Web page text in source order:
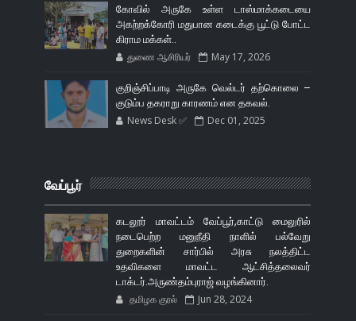
கோவில் அருகே உள்ள டாஸ்மாக்கடையை
அகற்றக்கோரி மதுபான கடைக்கு பூட்டு போட்ட
கிராம மக்கள்..
துணை ஆசிரியர் May 17, 2026
குறிஞ்சிப்பாடி அருகே வெல்டர் தற்கொலை –
குடும்ப தகராறு காரணம் என தகவல்.
News Desk ✅ Dec 01, 2025
வேப்பூர்
கடலூர் மாவட்டம் வேப்பூர்,காட்டு மைலுரில்
நடைபெற்ற மனுநீதி நாளில் பல்வேறு
துறைகளின் சார்பில் அரசு நலத்திட்ட
உதவிகளை மாவட்ட ஆட்சித்தலைவர்
டாக்டர்.அருண்தம்புராஜ் வழங்கினார்.
தமிழக குரல் Jun 28, 2024